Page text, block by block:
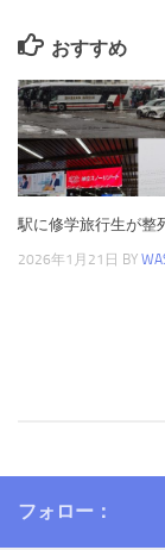
おすすめ
駅に修学旅行生が整
2026年1月21日 BY
フォロー：